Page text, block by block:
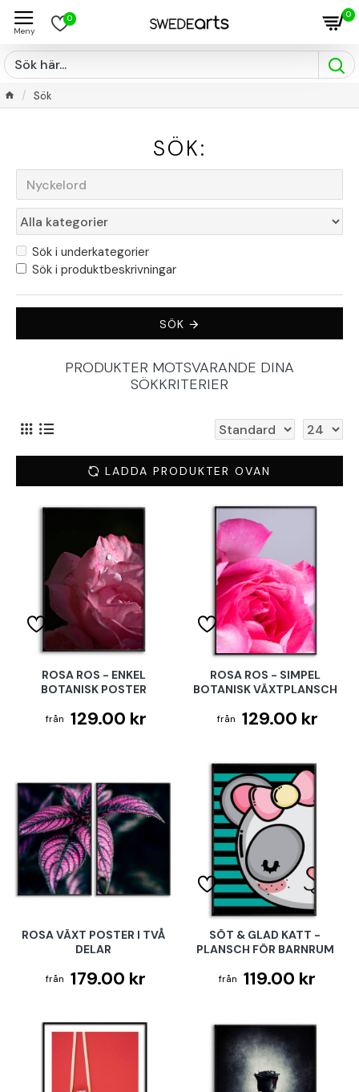
0 0
Sök
SÖK:
Sök i underkategorier
Sök i produktbeskrivningar
SÖK
PRODUKTER MOTSVARANDE DINA
SÖKKRITERIER
LADDA PRODUKTER OVAN
ROSA ROS - ENKEL
BOTANISK POSTER
129.00 kr
ROSA ROS - SIMPEL
BOTANISK VÄXTPLANSCH
129.00 kr
ROSA VÄXT POSTER I TVÅ
DELAR
179.00 kr
SÖT & GLAD KATT -
PLANSCH FÖR BARNRUM
119.00 kr